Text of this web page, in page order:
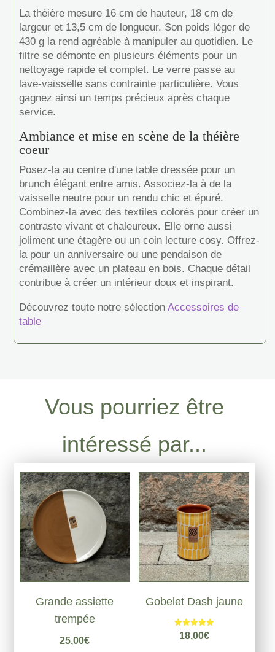
La théière mesure 16 cm de hauteur, 18 cm de
largeur et 13,5 cm de longueur. Son poids léger de
430 g la rend agréable à manipuler au quotidien. Le
filtre se démonte en plusieurs éléments pour un
nettoyage rapide et complet. Le verre passe au
lave-vaisselle sans contrainte particulière. Vous
gagnez ainsi un temps précieux après chaque
service.
Ambiance et mise en scène de la théière
coeur
Posez-la au centre d'une table dressée pour un
brunch élégant entre amis. Associez-la à de la
vaisselle neutre pour un rendu chic et épuré.
Combinez-la avec des textiles colorés pour créer un
contraste vivant et chaleureux. Elle orne aussi
joliment une étagère ou un coin lecture cosy. Offrez-
la pour un anniversaire ou une pendaison de
crémaillère avec un plateau en bois. Chaque détail
contribue à créer un intérieur doux et inspirant.
Découvrez toute notre sélectionAccessoires de
table
Vous pourriez être
intéressé par...
Grande assiette
trempée
25,00€
Gobelet Dash jaune
Note
5.00
18,00€